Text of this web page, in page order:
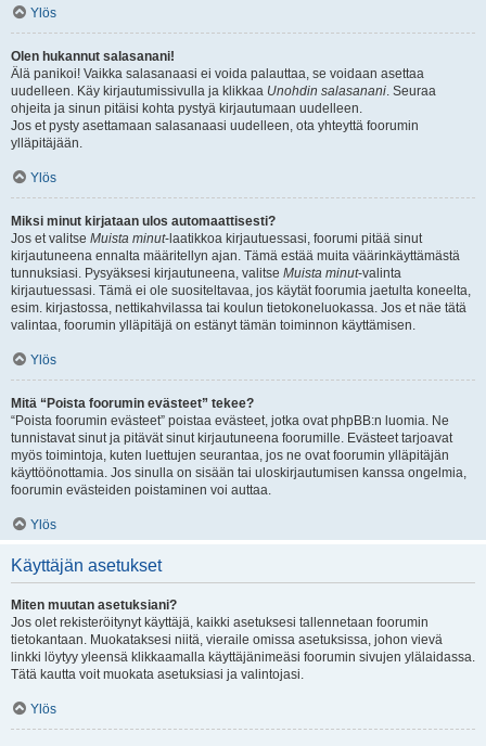
Ylös
Olen hukannut salasanani!
Älä panikoi! Vaikka salasanaasi ei voida palauttaa, se voidaan asettaa
uudelleen. Käy kirjautumissivulla ja klikkaa Unohdin salasanani. Seuraa
ohjeita ja sinun pitäisi kohta pystyä kirjautumaan uudelleen.
Jos et pysty asettamaan salasanaasi uudelleen, ota yhteyttä foorumin
ylläpitäjään.
Ylös
Miksi minut kirjataan ulos automaattisesti?
Jos et valitse Muista minut-laatikkoa kirjautuessasi, foorumi pitää sinut
kirjautuneena ennalta määritellyn ajan. Tämä estää muita väärinkäyttämästä
tunnuksiasi. Pysyäksesi kirjautuneena, valitse Muista minut-valinta
kirjautuessasi. Tämä ei ole suositeltavaa, jos käytät foorumia jaetulta koneelta,
esim. kirjastossa, nettikahvilassa tai koulun tietokoneluokassa. Jos et näe tätä
valintaa, foorumin ylläpitäjä on estänyt tämän toiminnon käyttämisen.
Ylös
Mitä “Poista foorumin evästeet” tekee?
“Poista foorumin evästeet” poistaa evästeet, jotka ovat phpBB:n luomia. Ne
tunnistavat sinut ja pitävät sinut kirjautuneena foorumille. Evästeet tarjoavat
myös toimintoja, kuten luettujen seurantaa, jos ne ovat foorumin ylläpitäjän
käyttöönottamia. Jos sinulla on sisään tai uloskirjautumisen kanssa ongelmia,
foorumin evästeiden poistaminen voi auttaa.
Ylös
Käyttäjän asetukset
Miten muutan asetuksiani?
Jos olet rekisteröitynyt käyttäjä, kaikki asetuksesi tallennetaan foorumin
tietokantaan. Muokataksesi niitä, vieraile omissa asetuksissa, johon vievä
linkki löytyy yleensä klikkaamalla käyttäjänimeäsi foorumin sivujen ylälaidassa.
Tätä kautta voit muokata asetuksiasi ja valintojasi.
Ylös